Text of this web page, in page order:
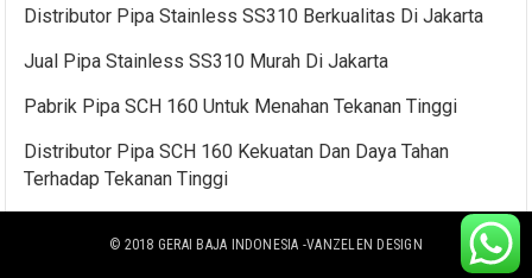
Distributor Pipa Stainless SS310 Berkualitas Di Jakarta
Jual Pipa Stainless SS310 Murah Di Jakarta
Pabrik Pipa SCH 160 Untuk Menahan Tekanan Tinggi
Distributor Pipa SCH 160 Kekuatan Dan Daya Tahan
Terhadap Tekanan Tinggi
© 2018 GERAI BAJA INDONESIA -VANZELEN DESIGN